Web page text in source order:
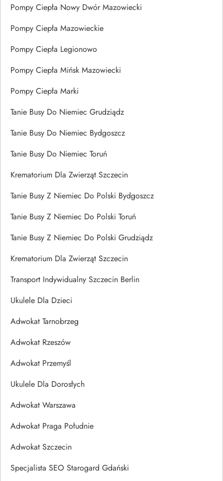
Pompy Ciepła Nowy Dwór Mazowiecki
Pompy Ciepła Mazowieckie
Pompy Ciepła Legionowo
Pompy Ciepła Mińsk Mazowiecki
Pompy Ciepła Marki
Tanie Busy Do Niemiec Grudziądz
Tanie Busy Do Niemiec Bydgoszcz
Tanie Busy Do Niemiec Toruń
Krematorium Dla Zwierząt Szczecin
Tanie Busy Z Niemiec Do Polski Bydgoszcz
Tanie Busy Z Niemiec Do Polski Toruń
Tanie Busy Z Niemiec Do Polski Grudziądz
Krematorium Dla Zwierząt Szczecin
Transport Indywidualny Szczecin Berlin
Ukulele Dla Dzieci
Adwokat Tarnobrzeg
Adwokat Rzeszów
Adwokat Przemyśl
Ukulele Dla Dorosłych
Adwokat Warszawa
Adwokat Praga Południe
Adwokat Szczecin
Specjalista SEO Starogard Gdański